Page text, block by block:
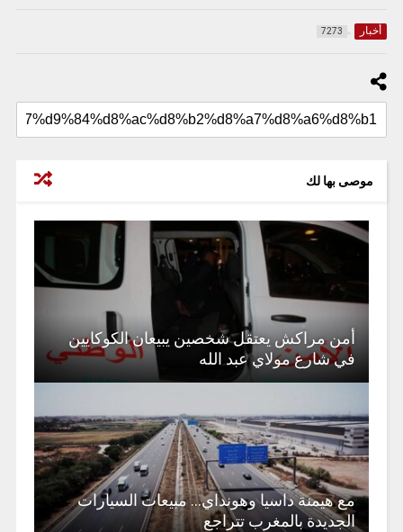
أخبار 7273
موصى بها لك
أمن مراكش يعتقل شخصين يبيعان الكوكايين
في شارع مولاي عبد الله
مع هيمنة داسيا وهونداي… مبيعات السيارات
الجديدة بالمغرب تتراجع